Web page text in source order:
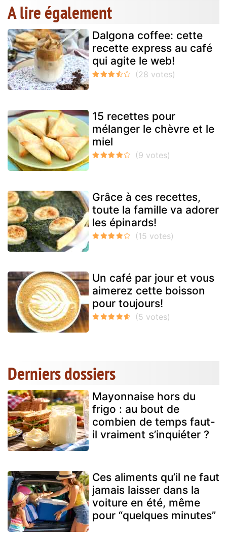
A lire également
Dalgona coffee: cette
recette express au café
qui agite le web!
15 recettes pour
mélanger le chèvre et le
miel
Grâce à ces recettes,
toute la famille va adorer
les épinards!
Un café par jour et vous
aimerez cette boisson
pour toujours!
Derniers dossiers
Mayonnaise hors du
frigo : au bout de
combien de temps faut-
il vraiment s’inquiéter ?
Ces aliments qu’il ne faut
jamais laisser dans la
voiture en été, même
pour “quelques minutes”